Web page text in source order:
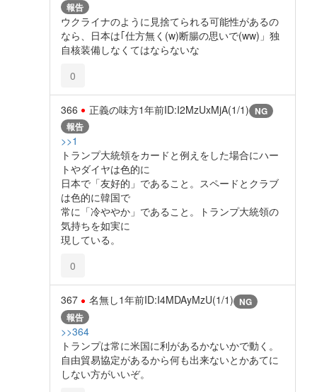
報告
ウクライナのように見捨てられる可能性があるの
なら、日本は｢仕方無く(w)断腸の思いで(ww)」独
自核装備しなくてはならないな
0
366 正義の味方1年前ID:I2MzUxMjA(1/1) NG
報告
>>1
トランプ大統領をカードと例えをした場合にハー
トやダイヤは色的に
日本で「友好的」であること。スペードとクラブ
は色的に韓国で
常に「冷ややか」であること。トランプ大統領の
気持ちを如実に
現している。
0
367 名無し1年前ID:I4MDAyMzU(1/1) NG
報告
>>364
トランプは常に米国に利があるかないかで動く。
自由貿易協定があるから何も出来ないとかあてに
しない方がいいぞ。